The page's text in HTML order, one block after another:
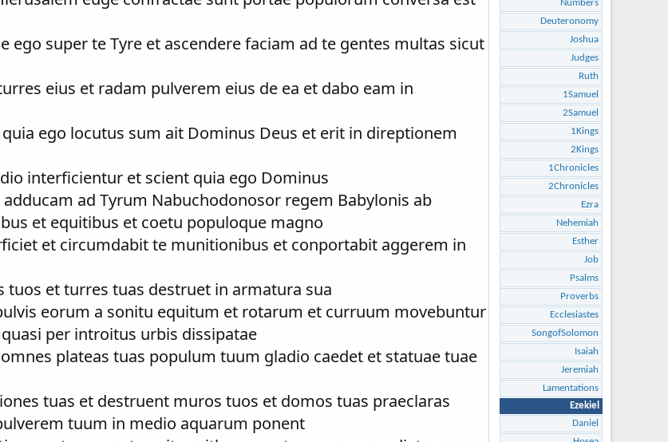
ego super te Tyre et ascendere faciam ad te gentes multas sicut
eius et radam pulverem eius de ea et dabo eam in
ego locutus sum ait Dominus Deus et erit in direptionem
interficientur et scient quia ego Dominus
ad Tyrum Nabuchodonosor regem Babylonis ab
et equitibus et coetu populoque magno
et circumdabit te munitionibus et conportabit aggerem in
et turres tuas destruet in armatura sua
eorum a sonitu equitum et rotarum et curruum movebuntur
per introitus urbis dissipatae
plateas tuas populum tuum gladio caedet et statuae tuae
tuas et destruent muros tuos et domos tuas praeclaras
tuum in medio aquarum ponent
Numbers
Deuteronomy
Joshua
Judges
Ruth
1Samuel
2Samuel
1Kings
2Kings
1Chronicles
2Chronicles
Ezra
Nehemiah
Esther
Job
Psalms
Proverbs
Ecclesiastes
SongofSolomon
Isaiah
Jeremiah
Lamentations
Ezekiel
Daniel